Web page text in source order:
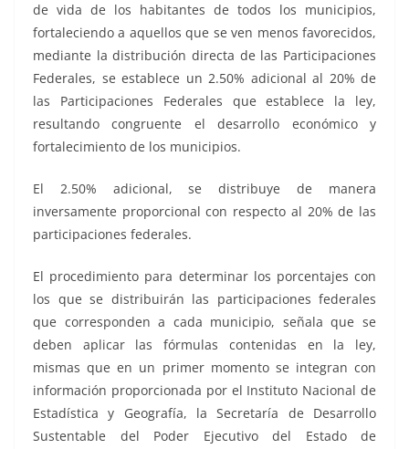
de vida de los habitantes de todos los municipios,
fortaleciendo a aquellos que se ven menos favorecidos,
mediante la distribución directa de las Participaciones
Federales, se establece un 2.50% adicional al 20% de
las Participaciones Federales que establece la ley,
resultando congruente el desarrollo económico y
fortalecimiento de los municipios.
El 2.50% adicional, se distribuye de manera
inversamente proporcional con respecto al 20% de las
participaciones federales.
El procedimiento para determinar los porcentajes con
los que se distribuirán las participaciones federales
que corresponden a cada municipio, señala que se
deben aplicar las fórmulas contenidas en la ley,
mismas que en un primer momento se integran con
información proporcionada por el Instituto Nacional de
Estadística y Geografía, la Secretaría de Desarrollo
Sustentable del Poder Ejecutivo del Estado de